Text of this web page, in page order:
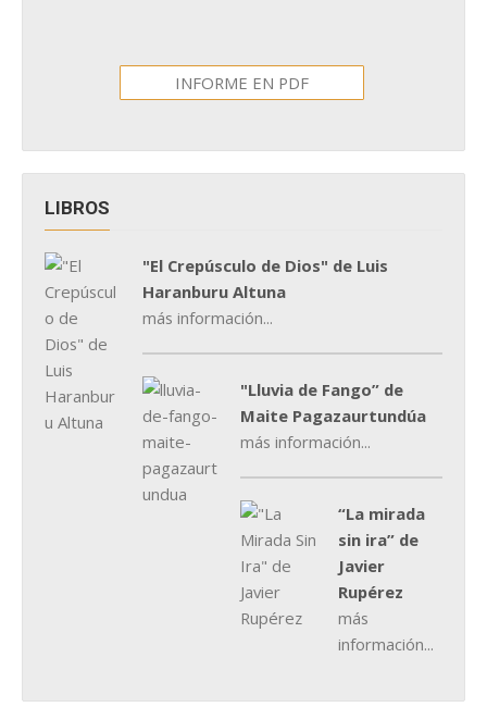
INFORME EN PDF
LIBROS
"El Crepúsculo de Dios" de Luis
Haranburu Altuna
más información...
"Lluvia de Fango” de
Maite Pagazaurtundúa
más información...
“La mirada
sin ira” de
Javier
Rupérez
más
información...